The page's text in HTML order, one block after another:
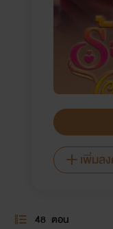
เพิ่มล
48 ตอน